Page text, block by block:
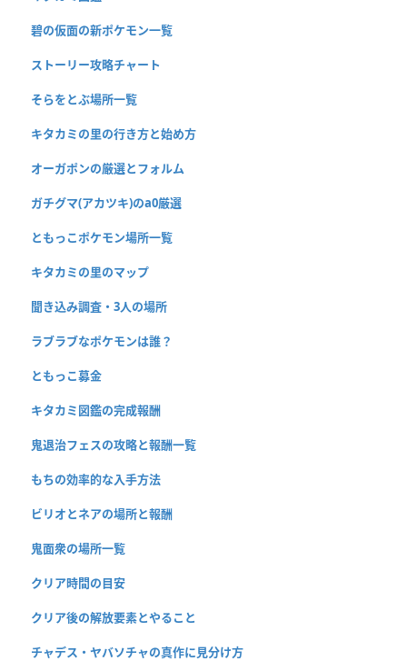
碧の仮面の新ポケモン一覧
ストーリー攻略チャート
そらをとぶ場所一覧
キタカミの里の行き方と始め方
オーガポンの厳選とフォルム
ガチグマ(アカツキ)のa0厳選
ともっこポケモン場所一覧
キタカミの里のマップ
聞き込み調査・3人の場所
ラブラブなポケモンは誰？
ともっこ募金
キタカミ図鑑の完成報酬
鬼退治フェスの攻略と報酬一覧
もちの効率的な入手方法
ビリオとネアの場所と報酬
鬼面衆の場所一覧
クリア時間の目安
クリア後の解放要素とやること
チャデス・ヤバソチャの真作に見分け方